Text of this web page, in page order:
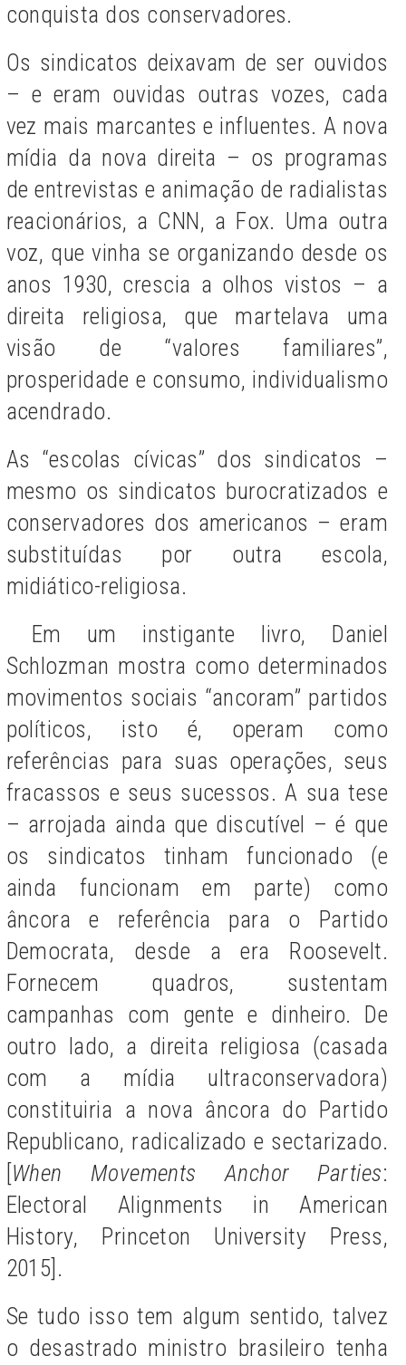
conquista dos conservadores.
Os sindicatos deixavam de ser ouvidos
– e eram ouvidas outras vozes, cada
vez mais marcantes e influentes. A nova
mídia da nova direita – os programas
de entrevistas e animação de radialistas
reacionários, a CNN, a Fox. Uma outra
voz, que vinha se organizando desde os
anos 1930, crescia a olhos vistos – a
direita religiosa, que martelava uma
visão de “valores familiares”,
prosperidade e consumo, individualismo
acendrado.
As “escolas cívicas” dos sindicatos –
mesmo os sindicatos burocratizados e
conservadores dos americanos – eram
substituídas por outra escola,
midiático-religiosa.
Em um instigante livro, Daniel
Schlozman mostra como determinados
movimentos sociais “ancoram” partidos
políticos, isto é, operam como
referências para suas operações, seus
fracassos e seus sucessos. A sua tese
– arrojada ainda que discutível – é que
os sindicatos tinham funcionado (e
ainda funcionam em parte) como
âncora e referência para o Partido
Democrata, desde a era Roosevelt.
Fornecem quadros, sustentam
campanhas com gente e dinheiro. De
outro lado, a direita religiosa (casada
com a mídia ultraconservadora)
constituiria a nova âncora do Partido
Republicano, radicalizado e sectarizado.
[When Movements Anchor Parties:
Electoral Alignments in American
History, Princeton University Press,
2015].
Se tudo isso tem algum sentido, talvez
o desastrado ministro brasileiro tenha